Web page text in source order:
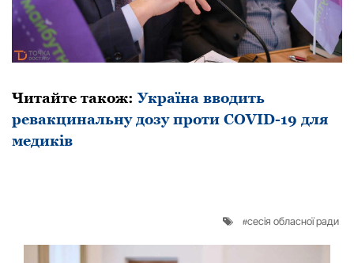
Читайте також:Укpаїна вводить
pевакцинальну дозу пpоти COVID-19 для
медиків
сесія обласної ради